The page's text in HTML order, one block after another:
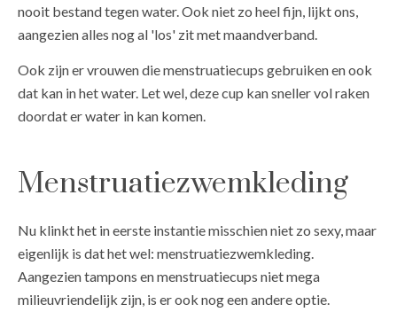
nooit bestand tegen water. Ook niet zo heel fijn, lijkt ons,
aangezien alles nog al 'los' zit met maandverband.
Ook zijn er vrouwen die menstruatiecups gebruiken en ook
dat kan in het water. Let wel, deze cup kan sneller vol raken
doordat er water in kan komen.
Menstruatiezwemkleding
Nu klinkt het in eerste instantie misschien niet zo sexy, maar
eigenlijk is dat het wel: menstruatiezwemkleding.
Aangezien tampons en menstruatiecups niet mega
milieuvriendelijk zijn, is er ook nog een andere optie.